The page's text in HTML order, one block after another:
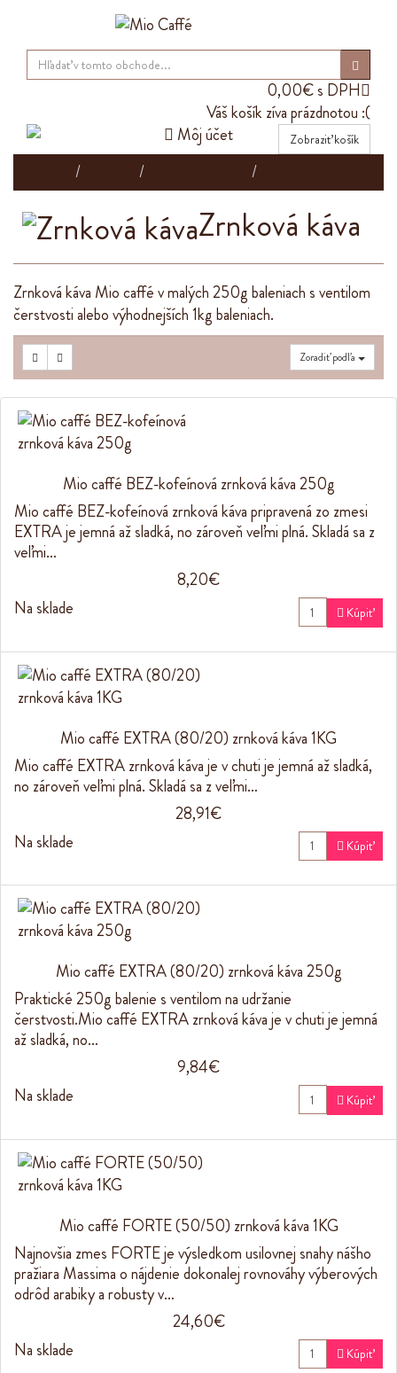
0,00€ s DPH
Váš košík zíva prázdnotou :(
Zobraziť košík
 Môj účet
Zrnková káva
Zrnková káva Mio caffé v malých 250g baleniach s ventilom
čerstvosti alebo výhodnejších 1kg baleniach.
Zoradiť podľa
Mio caffé BEZ-kofeínová zrnková káva 250g
Mio caffé BEZ-kofeínová zrnková káva pripravená zo zmesi
EXTRA je jemná až sladká, no zároveň veľmi plná. Skladá sa z
veľmi…
8,20€
Na sklade
 Kúpiť
Mio caffé EXTRA (80/20) zrnková káva 1KG
Mio caffé EXTRA zrnková káva je v chuti je jemná až sladká,
no zároveň veľmi plná. Skladá sa z veľmi…
28,91€
Na sklade
 Kúpiť
Mio caffé EXTRA (80/20) zrnková káva 250g
Praktické 250g balenie s ventilom na udržanie
čerstvosti.Mio caffé EXTRA zrnková káva je v chuti je jemná
až sladká, no…
9,84€
Na sklade
 Kúpiť
Mio caffé FORTE (50/50) zrnková káva 1KG
Najnovšia zmes FORTE je výsledkom usilovnej snahy nášho
pražiara Massima o nájdenie dokonalej rovnováhy výberových
odrôd arabiky a robusty v…
24,60€
Na sklade
 Kúpiť